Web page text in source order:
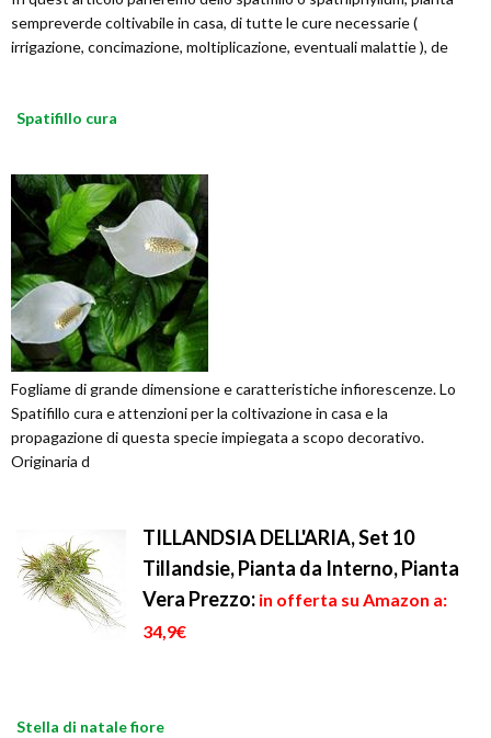
sempreverde coltivabile in casa, di tutte le cure necessarie (
irrigazione, concimazione, moltiplicazione, eventuali malattie ), de
Spatifillo cura
Fogliame di grande dimensione e caratteristiche infiorescenze. Lo
Spatifillo cura e attenzioni per la coltivazione in casa e la
propagazione di questa specie impiegata a scopo decorativo.
Originaria d
TILLANDSIA DELL'ARIA, Set 10
Tillandsie, Pianta da Interno, Pianta
Vera Prezzo: in offerta su Amazon a:
34,9€
Stella di natale fiore